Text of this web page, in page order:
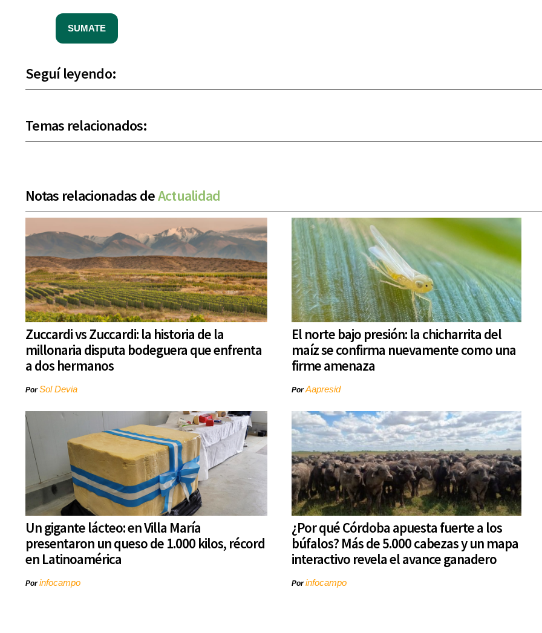
SUMATE
Seguí leyendo:
Temas relacionados:
Notas relacionadas deActualidad
Zuccardi vs Zuccardi: la historia de la
millonaria disputa bodeguera que enfrenta
a dos hermanos
PorSol Devia
El norte bajo presión: la chicharrita del
maíz se confirma nuevamente como una
firme amenaza
PorAapresid
Un gigante lácteo: en Villa María
presentaron un queso de 1.000 kilos, récord
en Latinoamérica
Porinfocampo
¿Por qué Córdoba apuesta fuerte a los
búfalos? Más de 5.000 cabezas y un mapa
interactivo revela el avance ganadero
Porinfocampo